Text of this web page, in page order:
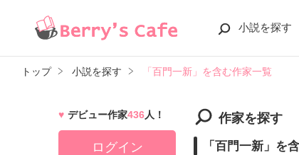
小説を探す
トップ 小説を探す 「百門一新」を含む作家一覧
作家を探す
「百門一新」を
デビュー作家436人！
ログイン